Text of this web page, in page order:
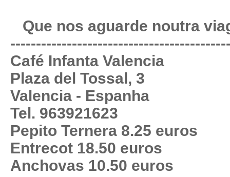
Que nos aguarde noutra
Café Infanta Valencia
Plaza del Tossal, 3
Valencia - Espanha
Tel. 963921623
Pepito Ternera 8.25 euros
Entrecot 18.50 euros
Anchovas 10.50 euros